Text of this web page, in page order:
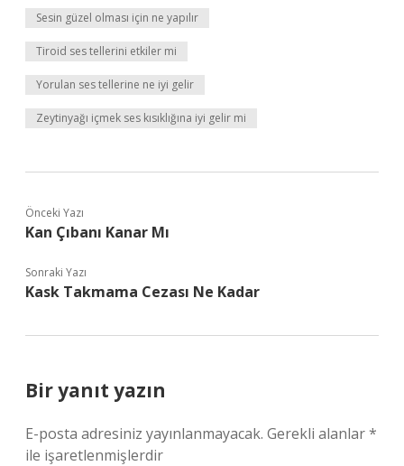
Sesin güzel olması için ne yapılır
Tiroid ses tellerini etkiler mi
Yorulan ses tellerine ne iyi gelir
Zeytinyağı içmek ses kısıklığına iyi gelir mi
Önceki Yazı
Kan Çıbanı Kanar Mı
Sonraki Yazı
Kask Takmama Cezası Ne Kadar
Bir yanıt yazın
E-posta adresiniz yayınlanmayacak. Gerekli alanlar*
ile işaretlenmişlerdir